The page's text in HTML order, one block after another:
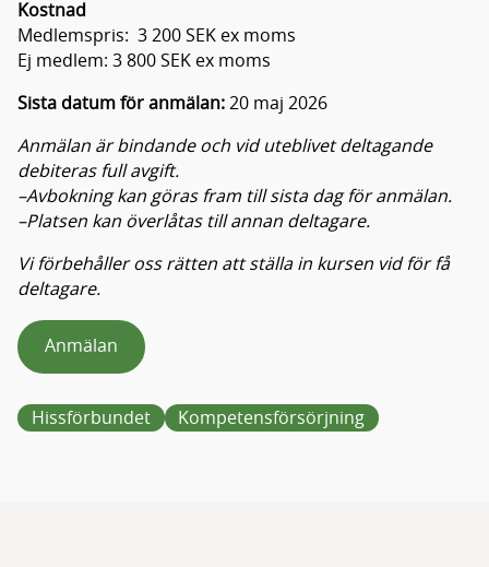
Kostnad
Medlemspris: 3 200 SEK ex moms
Ej medlem: 3 800 SEK ex moms
Sista datum för anmälan: 20 maj 2026
Anmälan är bindande och vid uteblivet deltagande
debiteras full avgift.
–Avbokning kan göras fram till sista dag för anmälan.
–Platsen kan överlåtas till annan deltagare.
Vi förbehåller oss rätten att ställa in kursen vid för få
deltagare.
Anmälan
Hissförbundet Kompetensförsörjning